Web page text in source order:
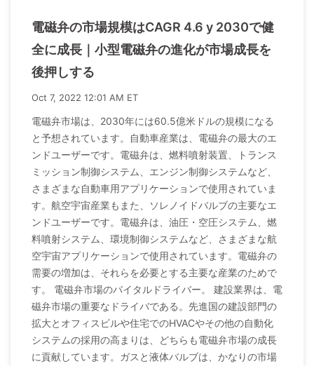
電磁弁の市場規模はCAGR 4.6 y 2030で健
全に成長｜小型電磁弁の進化が市場成長を
後押しする
Oct 7, 2022 12:01 AM ET
電磁弁市場は、2030年には60.5億米ドルの規模になる
と予想されています。自動車産業は、電磁弁の最大のエ
ンドユーザーです。電磁弁は、燃料噴射装置、トランス
ミッション制御システム、エンジン制御システムなど、
さまざまな自動車用アプリケーションで使用されていま
す。航空宇宙産業もまた、ソレノイドバルブの主要なエ
ンドユーザーです。電磁弁は、油圧・空圧システム、燃
料噴射システム、環境制御システムなど、さまざまな航
空宇宙アプリケーションで使用されています。電磁弁の
需要の増加は、それらを必要とする主要な産業のためで
す。 電磁弁市場のバイタルドライバー。 建設業界は、電
磁弁市場の重要なドライバである。先進国の建設部門の
拡大とオフィスビルや住宅でのHVACやその他の自動化
システムの採用の高まりは、どちらも電磁弁市場の成長
に貢献しています。ガスと液体バルブは、かなりの市場